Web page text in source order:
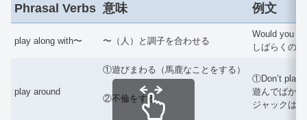
Phrasal Verbs 意味 例文
play along with〜 〜（人）と調子を合わせる
Would you
しばらくの
play around
①遊びまわる（馬鹿なことをする）
②不倫をする
①Don’t play
遊んでばか
ジャックは